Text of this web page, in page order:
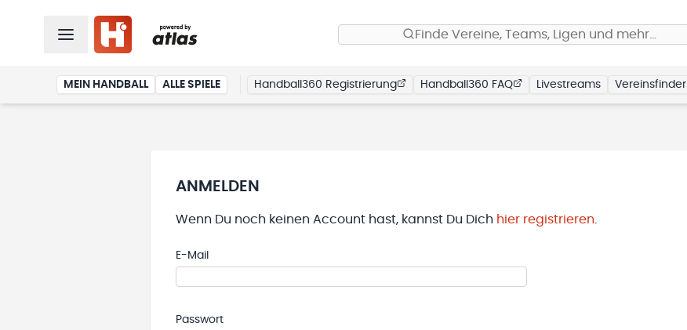
Finde Vereine, Teams, Ligen und mehr…
MEIN HANDBALL ALLE SPIELE Handball360 Registrierung Handball360 FAQ Livestreams Vereinsfinder
ANMELDEN
Wenn Du noch keinen Account hast, kannst Du Dich hier registrieren
E-Mail
Passwort